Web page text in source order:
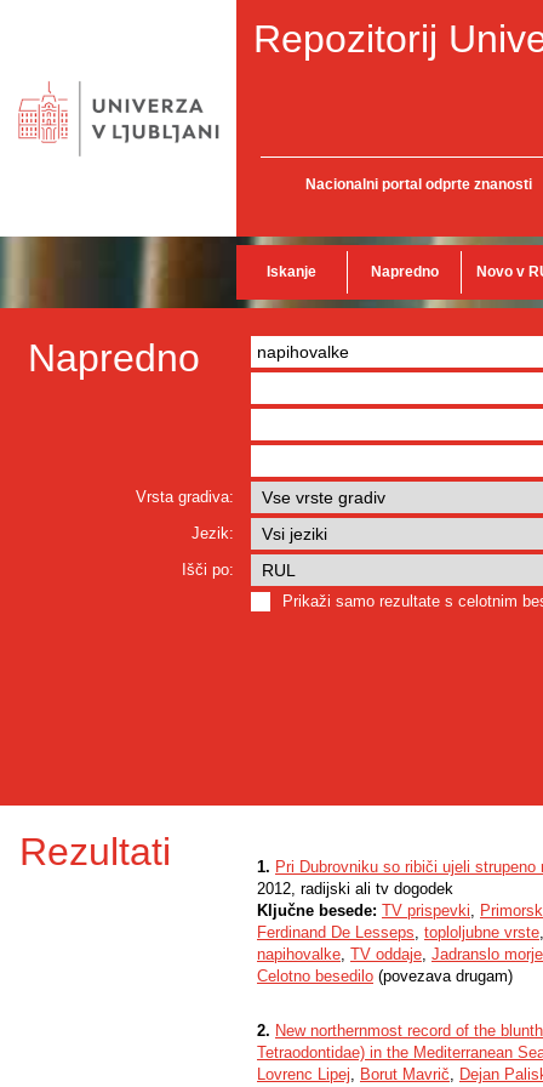
Repozitorij
Nacionalni portal odprte znanosti
Iskanje Napredno Novo v
Napredno
Vrsta gradiva:
Jezik:
Išči po:
Prikaži samo rezultate s celotnim
Rezultati 1. Pri Dubrovniku so ribiči ujeli strupeno
2012, radijski ali tv dogodek
Ključne besede: TV prispevki,
Ferdinand De Lesseps, toploljubne vrste
napihovalke, TV oddaje, Jadranslo morje
Celotno besedilo (povezava drugam)
2. New northernmost record of the
Tetraodontidae) in the Mediterranean
Lovrenc Lipej, Borut Mavrič, Dejan